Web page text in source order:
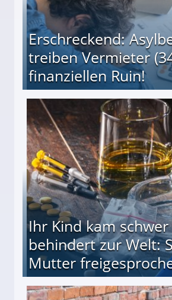
Erschreckend:
treiben Vermieter
finanziellen Ruin!
(34) in den finanziellen Ruin!
Ihr Kind kam schwer
behindert zur Welt:
Mutter